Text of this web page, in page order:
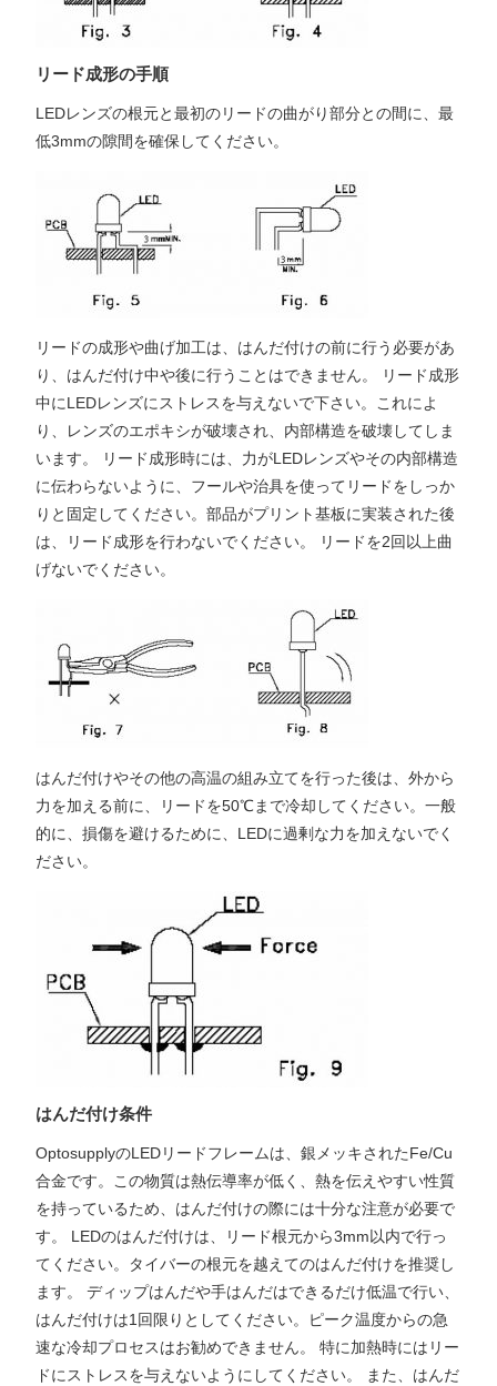
リード成形の手順
LEDレンズの根元と最初のリードの曲がり部分との間に、最
低3mmの隙間を確保してください。
リードの成形や曲げ加工は、はんだ付けの前に行う必要があ
り、はんだ付け中や後に行うことはできません。 リード成形
中にLEDレンズにストレスを与えないで下さい。これによ
り、レンズのエポキシが破壊され、内部構造を破壊してしま
います。 リード成形時には、力がLEDレンズやその内部構造
に伝わらないように、フールや治具を使ってリードをしっか
りと固定してください。部品がプリント基板に実装された後
は、リード成形を行わないでください。 リードを2回以上曲
げないでください。
はんだ付けやその他の高温の組み立てを行った後は、外から
力を加える前に、リードを50℃まで冷却してください。一般
的に、損傷を避けるために、LEDに過剰な力を加えないでく
ださい。
はんだ付け条件
OptosupplyのLEDリードフレームは、銀メッキされたFe/Cu
合金です。この物質は熱伝導率が低く、熱を伝えやすい性質
を持っているため、はんだ付けの際には十分な注意が必要で
す。 LEDのはんだ付けは、リード根元から3mm以内で行っ
てください。タイバーの根元を越えてのはんだ付けを推奨し
ます。 ディップはんだや手はんだはできるだけ低温で行い、
はんだ付けは1回限りとしてください。ピーク温度からの急
速な冷却プロセスはお勧めできません。 特に加熱時にはリー
ドにストレスを与えないようにしてください。 また、はんだ